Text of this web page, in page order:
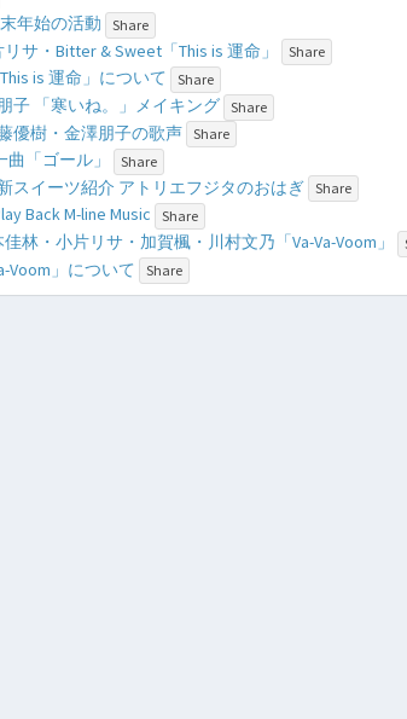
年始の活動 Share
サ・Bitter & Sweet「This is 運命」 Share
is 運命」について Share
子 「寒いね。」メイキング Share
優樹・金澤朋子の歌声 Share
「ゴール」 Share
スイーツ紹介 アトリエフジタのおはぎ Share
Back M-line Music Share
林・小片リサ・加賀楓・川村文乃「Va-Va-Voom」
Voom」について Share